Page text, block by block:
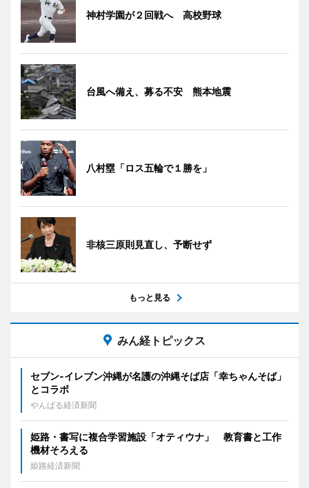
神村学園が２回戦へ 高校野球
台風へ備え、募る不安 熊本地震
八村塁「ロス五輪で１勝を」
非核三原則見直し、予断せず
もっと見る
みん経トピックス
セブン‐イレブン沖縄が名護の沖縄そば店「幸ちゃんそば」
とコラボ
やんばる経済新聞
姫路・書写に複合学習施設「オティウナ」 教育書と工作
機材そろえる
姫路経済新聞